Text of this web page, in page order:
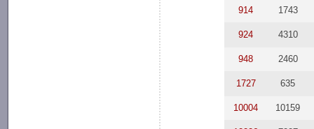
914 1743
924 4310
948 2460
1727 635
10004 10159